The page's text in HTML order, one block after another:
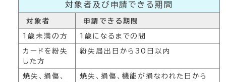
対象者及び申請できる期間
対象者 申請できる期間
1歳未満の方 1歳になるまでの間
カードを紛失
した方
紛失届出日から30日以内
焼失、損傷、
焼失、損傷、機能が損なわれた日から